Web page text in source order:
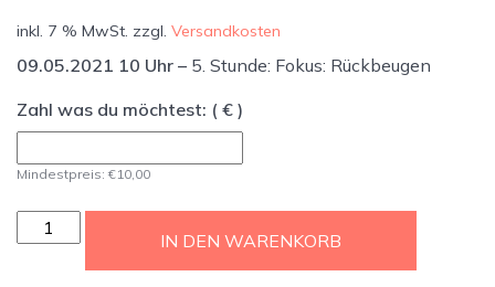
inkl. 7 % MwSt. zzgl. Versandkosten
09.05.2021 10 Uhr – 5. Stunde: Fokus: Rückbeugen
Zahl was du möchtest: ( € )
Mindestpreis: €10,00
Ticket
-
IN DEN WARENKORB